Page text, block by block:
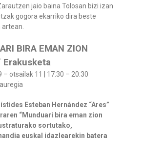
jaio baina Tolosan bizi izan
gogora ekarriko dira beste
BIRA EMAN ZION
Erakusketa
– otsailak 11 | 17:30 – 20:30
Esteban Hernández “Ares”
“Munduari bira eman zion
sortutako,
euskal idazlearekin batera